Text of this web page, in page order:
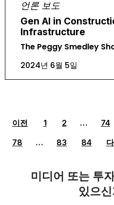
언론 보도
Gen AI in
Infrastructure
The Peggy Smedley
2024년 6월 5일
이전 1 2 … 74
78
… 83 84
미디어 또는 투
있으